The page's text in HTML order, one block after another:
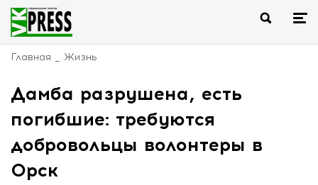
Главная Жизнь
Дамба разрушена, есть
погибшие: требуются
добровольцы волонтеры в
Орск